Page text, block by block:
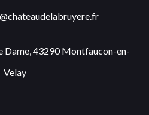
Dame, 43290 Montfaucon-en-
Velay